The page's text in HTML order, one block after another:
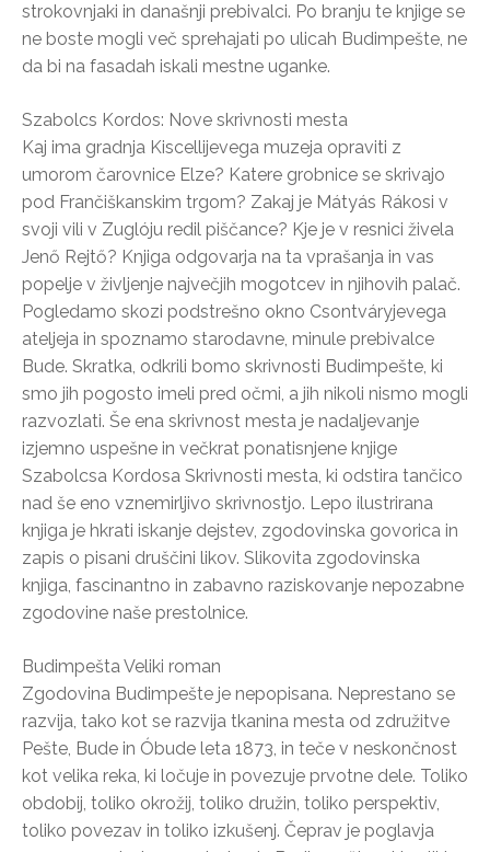
strokovnjaki in današnji prebivalci. Po branju te knjige se
ne boste mogli več sprehajati po ulicah Budimpešte, ne
da bi na fasadah iskali mestne uganke.
Szabolcs Kordos: Nove skrivnosti mesta
Kaj ima gradnja Kiscellijevega muzeja opraviti z
umorom čarovnice Elze? Katere grobnice se skrivajo
pod Frančiškanskim trgom? Zakaj je Mátyás Rákosi v
svoji vili v Zuglóju redil piščance? Kje je v resnici živela
Jenő Rejtő? Knjiga odgovarja na ta vprašanja in vas
popelje v življenje največjih mogotcev in njihovih palač.
Pogledamo skozi podstrešno okno Csontváryjevega
ateljeja in spoznamo starodavne, minule prebivalce
Bude. Skratka, odkrili bomo skrivnosti Budimpešte, ki
smo jih pogosto imeli pred očmi, a jih nikoli nismo mogli
razvozlati. Še ena skrivnost mesta je nadaljevanje
izjemno uspešne in večkrat ponatisnjene knjige
Szabolcsa Kordosa Skrivnosti mesta, ki odstira tančico
nad še eno vznemirljivo skrivnostjo. Lepo ilustrirana
knjiga je hkrati iskanje dejstev, zgodovinska govorica in
zapis o pisani druščini likov. Slikovita zgodovinska
knjiga, fascinantno in zabavno raziskovanje nepozabne
zgodovine naše prestolnice.
Budimpešta Veliki roman
Zgodovina Budimpešte je nepopisana. Neprestano se
razvija, tako kot se razvija tkanina mesta od združitve
Pešte, Bude in Óbude leta 1873, in teče v neskončnost
kot velika reka, ki ločuje in povezuje prvotne dele. Toliko
obdobij, toliko okrožij, toliko družin, toliko perspektiv,
toliko povezav in toliko izkušenj. Čeprav je poglavja